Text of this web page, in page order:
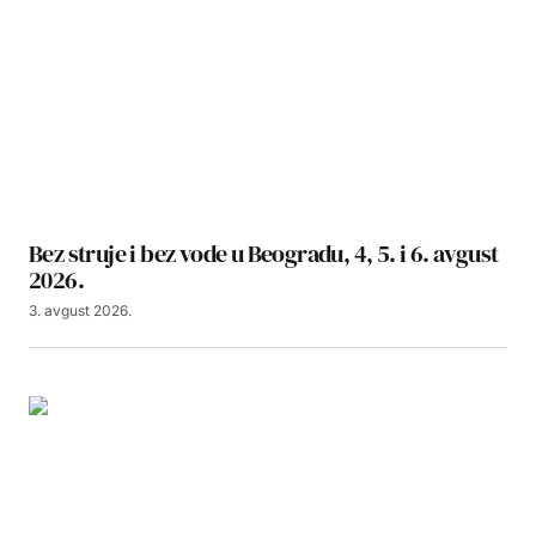
Bez struje i bez vode u Beogradu, 4, 5. i 6. avgust
2026.
3. avgust 2026.